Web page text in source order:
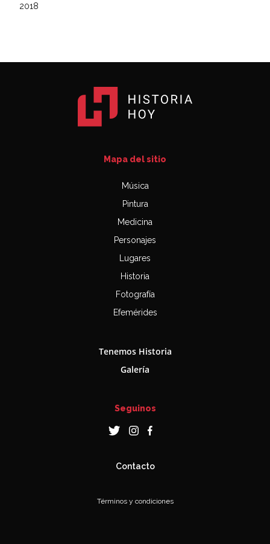
2018
Mapa del sitio
Música
Pintura
Medicina
Personajes
Lugares
Historia
Fotografía
Efemérides
Tenemos Historia
Galería
Seguinos
Contacto
Términos y condiciones